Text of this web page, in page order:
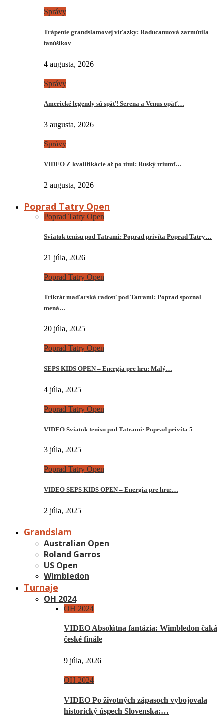
Správy
Trápenie grandslamovej víťazky: Raducanuová zarmútila
fanúšikov
4 augusta, 2026
Správy
Americké legendy sú späť! Serena a Venus opäť…
3 augusta, 2026
Správy
VIDEO Z kvalifikácie až po titul: Ruský triumf…
2 augusta, 2026
Poprad Tatry Open
Poprad Tatry Open
Sviatok tenisu pod Tatrami: Poprad privíta Poprad Tatry…
21 júla, 2026
Poprad Tatry Open
Trikrát maďarská radosť pod Tatrami: Poprad spoznal
mená…
20 júla, 2025
Poprad Tatry Open
SEPS KIDS OPEN – Energia pre hru: Malý…
4 júla, 2025
Poprad Tatry Open
VIDEO Sviatok tenisu pod Tatrami: Poprad privíta 5….
3 júla, 2025
Poprad Tatry Open
VIDEO SEPS KIDS OPEN – Energia pre hru:…
2 júla, 2025
Grandslam
Australian Open
Roland Garros
US Open
Wimbledon
Turnaje
OH 2024
OH 2024
VIDEO Absolútna fantázia: Wimbledon čaká
české finále
9 júla, 2026
OH 2024
VIDEO Po životných zápasoch vybojovala
historický úspech Slovenska:…